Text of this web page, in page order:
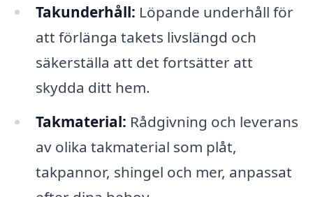
Takunderhåll: Löpande underhåll för
att förlänga takets livslängd och
säkerställa att det fortsätter att
skydda ditt hem.
Takmaterial: Rådgivning och leverans
av olika takmaterial som plåt,
takpannor, shingel och mer, anpassat